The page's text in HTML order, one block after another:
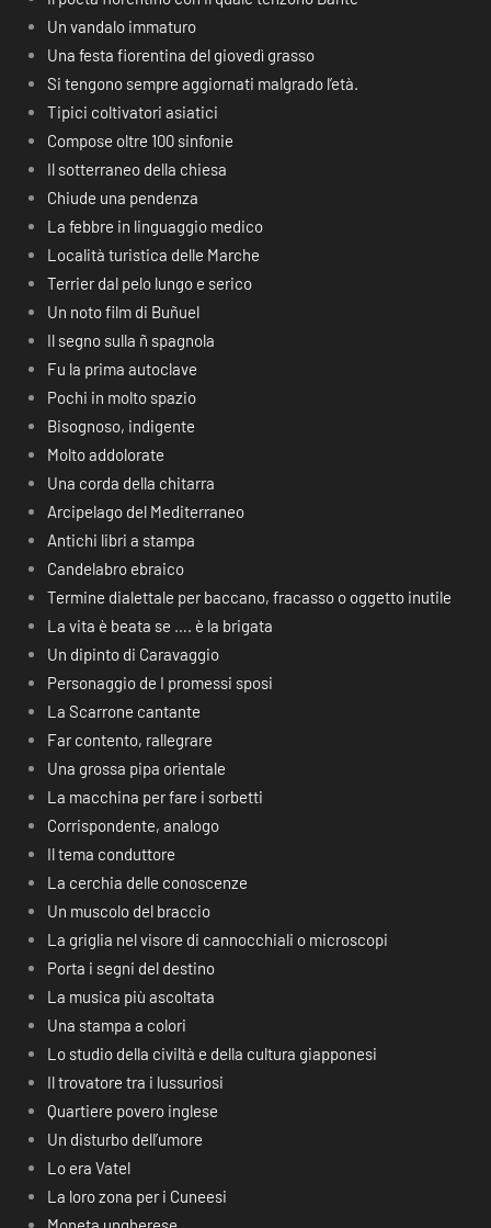
Un vandalo immaturo
Una festa fiorentina del giovedì grasso
Si tengono sempre aggiornati malgrado l’età.
Tipici coltivatori asiatici
Compose oltre 100 sinfonie
Il sotterraneo della chiesa
Chiude una pendenza
La febbre in linguaggio medico
Località turistica delle Marche
Terrier dal pelo lungo e serico
Un noto film di Buñuel
Il segno sulla ñ spagnola
Fu la prima autoclave
Pochi in molto spazio
Bisognoso, indigente
Molto addolorate
Una corda della chitarra
Arcipelago del Mediterraneo
Antichi libri a stampa
Candelabro ebraico
Termine dialettale per baccano, fracasso o oggetto inutile
La vita è beata se …. è la brigata
Un dipinto di Caravaggio
Personaggio de I promessi sposi
La Scarrone cantante
Far contento, rallegrare
Una grossa pipa orientale
La macchina per fare i sorbetti
Corrispondente, analogo
Il tema conduttore
La cerchia delle conoscenze
Un muscolo del braccio
La griglia nel visore di cannocchiali o microscopi
Porta i segni del destino
La musica più ascoltata
Una stampa a colori
Lo studio della civiltà e della cultura giapponesi
Il trovatore tra i lussuriosi
Quartiere povero inglese
Un disturbo dell’umore
Lo era Vatel
La loro zona per i Cuneesi